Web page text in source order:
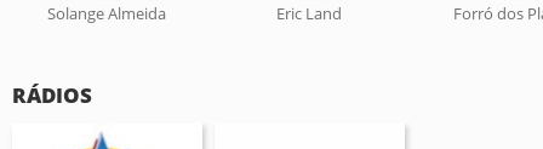
Solange Almeida Eric Land Forró dos
RÁDIOS